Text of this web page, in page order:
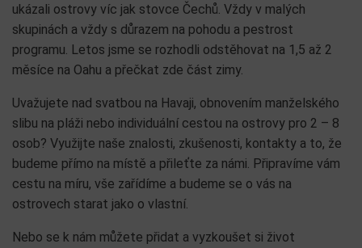
ukázali ostrovy víc jak stovce Čechů. Vždy v malých
skupinách a vždy s důrazem na pohodu a pestrost
programu. Letos jsme se rozhodli odstěhovat na 1,5 až 2
měsíce na Oahu a přečkat zde část zimy.
Uvažujete nad svatbou na Havaji, obnovením manželského
slibu na pláži nebo individuální cestou na ostrovy pro 2 – 8
osob? Využijte naše znalosti, zkušenosti, kontakty a to, že
budeme přímo na místě a přileťte za námi. Připravíme vám
cestu na míru, vše zařídíme a budeme se o vás na
ostrovech starat jako o vlastní.
Nebo se k nám můžete přidat a vyzkoušet si život